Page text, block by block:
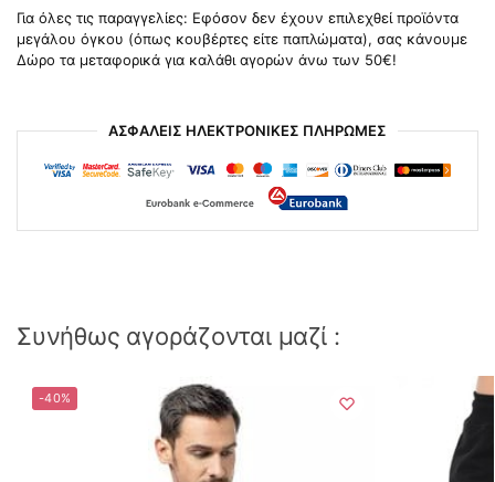
Για όλες τις παραγγελίες: Εφόσον δεν έχουν επιλεχθεί προϊόντα
μεγάλου όγκου (όπως κουβέρτες είτε παπλώματα), σας κάνουμε
Δώρο τα μεταφορικά για καλάθι αγορών άνω των 50€!
ΑΣΦΑΛΕΙΣ ΗΛΕΚΤΡΟΝΙΚΕΣ ΠΛΗΡΩΜΕΣ
Συνήθως αγοράζονται μαζί :
-40%